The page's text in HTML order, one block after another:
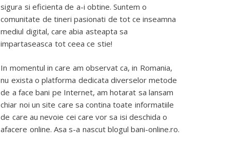
sigura si eficienta de a-i obtine. Suntem o
comunitate de tineri pasionati de tot ce inseamna
mediul digital, care abia asteapta sa
impartaseasca tot ceea ce stie!
In momentul in care am observat ca, in Romania,
nu exista o platforma dedicata diverselor metode
de a face bani pe Internet, am hotarat sa lansam
chiar noi un site care sa contina toate informatiile
de care au nevoie cei care vor sa isi deschida o
afacere online. Asa s-a nascut blogul bani-online.ro.